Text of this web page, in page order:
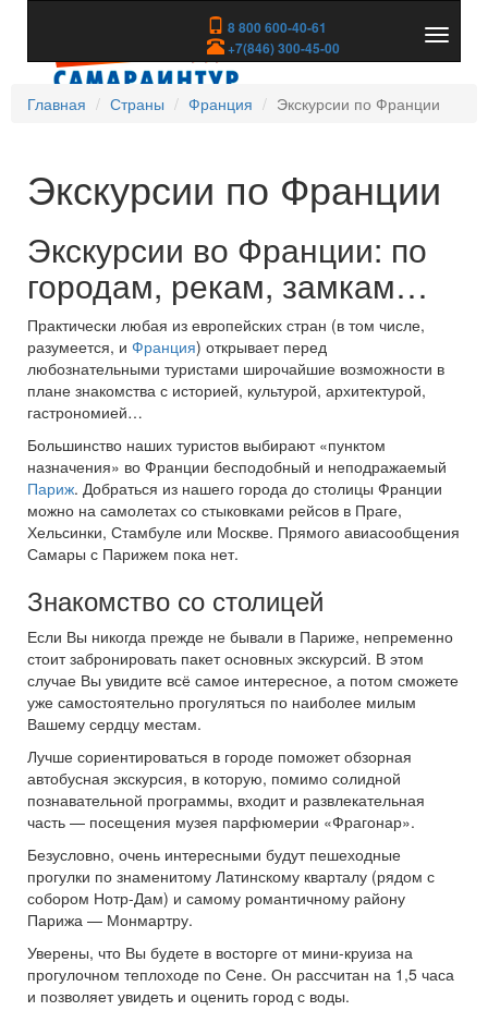
8 800 600-40-61
+7(846) 300-45-00
скрыть
Главная
Страны Франция Экскурсии по Франции
Экскурсии по Франции
Экскурсии во Франции: по
городам, рекам, замкам…
Практически любая из европейских стран (в том числе,
разумеется, и Франция) открывает перед
любознательными туристами широчайшие возможности в
плане знакомства с историей, культурой, архитектурой,
гастрономией…
Большинство наших туристов выбирают «пунктом
назначения» во Франции бесподобный и неподражаемый
Париж. Добраться из нашего города до столицы Франции
можно на самолетах со стыковками рейсов в Праге,
Хельсинки, Стамбуле или Москве. Прямого авиасообщения
Самары с Парижем пока нет.
Знакомство со столицей
Если Вы никогда прежде не бывали в Париже, непременно
стоит забронировать пакет основных экскурсий. В этом
случае Вы увидите всё самое интересное, а потом сможете
уже самостоятельно прогуляться по наиболее милым
Вашему сердцу местам.
Лучше сориентироваться в городе поможет обзорная
автобусная экскурсия, в которую, помимо солидной
познавательной программы, входит и развлекательная
часть — посещения музея парфюмерии «Фрагонар».
Безусловно, очень интересными будут пешеходные
прогулки по знаменитому Латинскому кварталу (рядом с
собором Нотр-Дам) и самому романтичному району
Парижа — Монмартру.
Уверены, что Вы будете в восторге от мини-круиза на
прогулочном теплоходе по Сене. Он рассчитан на 1,5 часа
и позволяет увидеть и оценить город с воды.